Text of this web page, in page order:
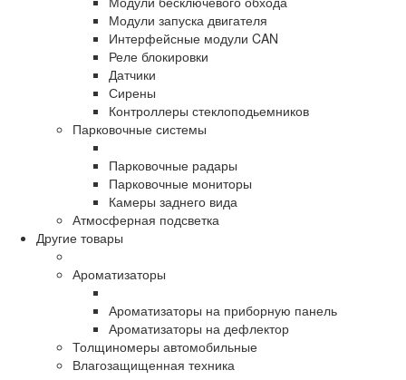
Модули запуска двигателя
Интерфейсные модули CAN
Реле блокировки
Датчики
Сирены
Контроллеры стеклоподьемников
Парковочные системы
Парковочные радары
Парковочные мониторы
Камеры заднего вида
Атмосферная подсветка
Другие товары
Ароматизаторы
Ароматизаторы на приборную панель
Ароматизаторы на дефлектор
Толщиномеры автомобильные
Влагозащищенная техника